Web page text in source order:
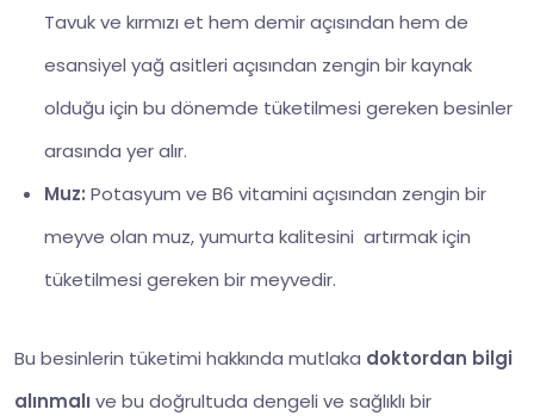
Tavuk ve kırmızı et hem demir açısından hem de
esansiyel yağ asitleri açısından zengin bir kaynak
olduğu için bu dönemde tüketilmesi gereken besinler
arasında yer alır.
Muz: Potasyum ve B6 vitamini açısından zengin bir
meyve olan muz, yumurta kalitesini artırmak için
tüketilmesi gereken bir meyvedir.
Bu besinlerin tüketimi hakkında mutlaka doktordan bilgi
alınmalıve bu doğrultuda dengeli ve sağlıklı bir